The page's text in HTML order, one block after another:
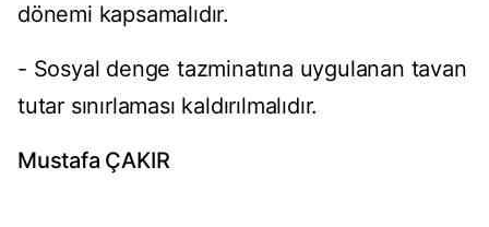
dönemi kapsamalıdır.
- Sosyal denge tazminatına uygulanan tavan
tutar sınırlaması kaldırılmalıdır.
Mustafa ÇAKIR